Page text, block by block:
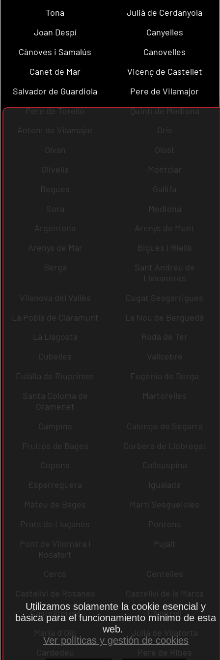
Tona
Julià de Cerdanyola
Joan Despí
Canyelles
Cànoves i Samalús
Canovelles
Canet de Mar
Vicenç de Castellet
Salvador de Guardiola
Pere de Vilamajor
Pere de Torelló
Quintí de Mediona
Antoni de Vilamajor
Orís
Olvan
Olost
Olivella
Montclar
Begues
Gallifa
Sora
Mediona
Argentona
Arenys de Munt
Arenys de Mar
Bigues i Riells
Berga
Sant Andreu de
Llavaneres
Vilanova del Vallès
Cugat Sesgarrigues
La Pobla de Claramunt
La Nou de Berguedà
La Llagosta
Roda de Ter
Cubelles
Vallcebre
Eulàlia de Riuprimer
Eugènia de Berga
Santa Coloma de
Gramenet
Martorelles
Campins
Calonge de Segarra
Fruitós de Bages
Corbera de Llobregat
Copons
Collsuspina
Esparreguera
Igualada
Mateu de Bages
Martí Sesgueioles
Prats de Lluçanès
Pontons
Pont de Vilomara i
Rocafort
Pujalt
Cercs
Centelles
Castellví de Rosanes
Castellví de la Marca
Castellterçol
Ullastrell
Maria d´Oló
Julià de Vilatorta
Cardedeu
Pere de Ribes
Utilizamos solamente la cookie esencial y
básica para el funcionamiento mínimo de esta
web.
Ver políticas y gestión de cookies